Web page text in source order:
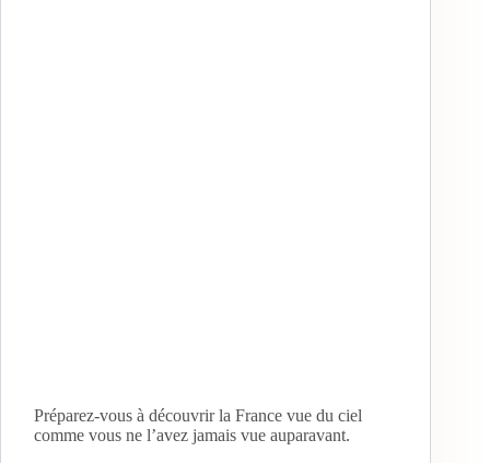
Préparez-vous à découvrir la France vue du ciel
comme vous ne l’avez jamais vue auparavant.